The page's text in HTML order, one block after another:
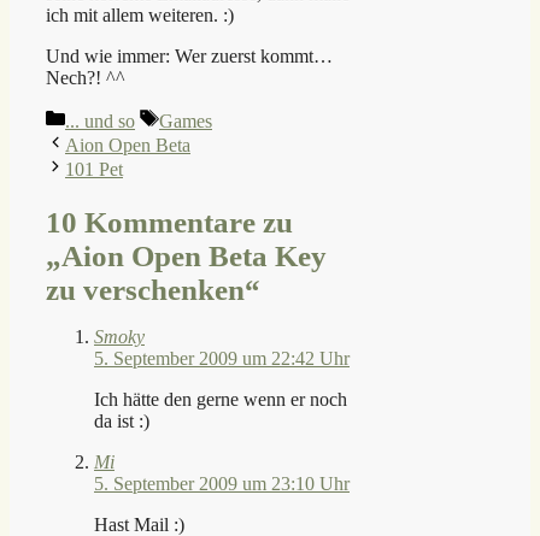
ich mit allem weiteren. :)
Und wie immer: Wer zuerst kommt…
Nech?! ^^
Kategorien
... und so Schlagwörter
Games
Aion Open Beta
101 Pet
10 Kommentare zu
„Aion Open Beta Key
zu verschenken“
Smoky
5. September 2009 um 22:42 Uhr
Ich hätte den gerne wenn er noch
da ist :)
Mi
5. September 2009 um 23:10 Uhr
Hast Mail :)